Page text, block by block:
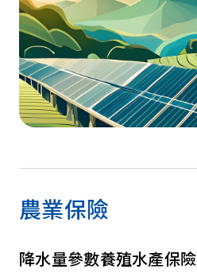
農業保險
降水量參數養殖水產保險